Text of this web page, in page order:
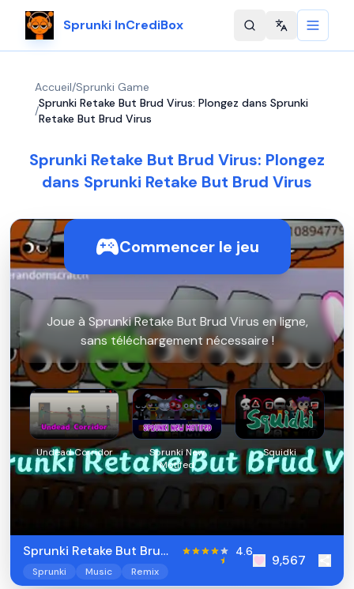
Sprunki InCrediBox Change
Accueil/Sprunki Game
/
Sprunki Retake But Brud Virus: Plongez dans Sprunki
Retake But Brud Virus
Sprunki Retake But Brud Virus: Plongez
dans Sprunki Retake But Brud Virus
Commencer le jeu
Joue à Sprunki Retake But Brud Virus en ligne,
sans téléchargement nécessaire !
Undead Corridor
Sprunki New
Motifed
Squidki
Sprunki Retake But Brud
Virus
4.6
Sprunki Music Remix
9,567